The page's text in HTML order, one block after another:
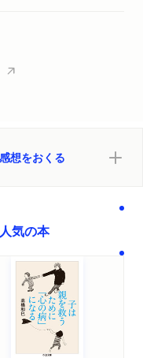
想をおくる
気の本